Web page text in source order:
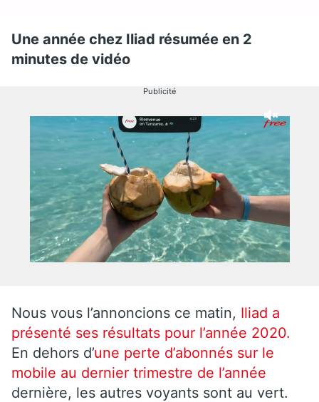
Une année chez Iliad résumée en 2
minutes de vidéo
Publicité
Nous vous l’annoncions ce matin, Iliad a
présenté ses résultats pour l’année 2020.
En dehors d’une perte d’abonnés sur le
mobile au dernier trimestre de l’année
dernière, les autres voyants sont au vert.